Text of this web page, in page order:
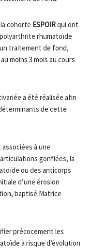
cohorte ESPOIRqui ont
rhumatoïde
traitement de fond,
moins 3 mois au cours
a été réalisée afin
de cette
à une
gonflées, la
ou des anticorps
d’une érosion
baptisé Matrice
précocement les
à risque d’évolution